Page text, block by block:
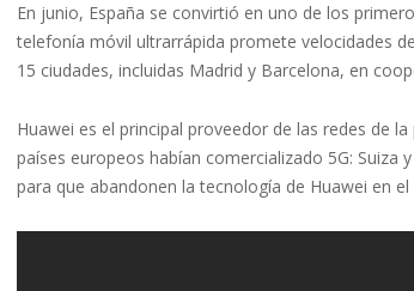
En junio, España se convirtió en uno de los
telefonía móvil ultrarrápida promete velocidades
15 ciudades, incluidas Madrid y Barcelona, ​​en
Huawei es el principal proveedor de las redes de
países europeos habían comercializado 5G: Suiza
para que abandonen la tecnología de Huawei en